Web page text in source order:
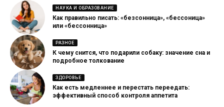
НАУКА И ОБРАЗОВАНИЕ
Как правильно писать: «безсонница», «бессоница»
или «бессонница»
РАЗНОЕ
К чему снится, что подарили собаку: значение сна и
подробное толкование
ЗДОРОВЬЕ
Как есть медленнее и перестать переедать:
эффективный способ контроля аппетита